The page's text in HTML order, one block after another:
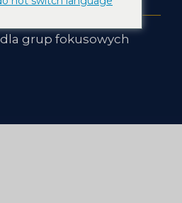
grup fokusowych